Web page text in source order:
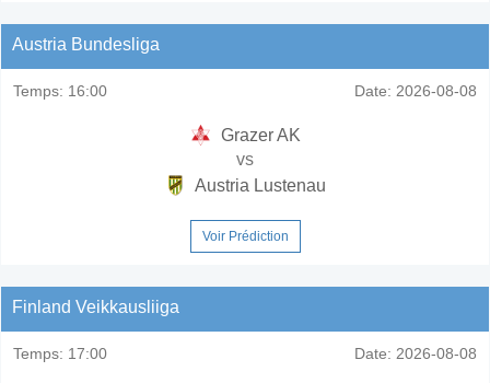
Austria Bundesliga
Temps: 16:00 Date: 2026-08-08
Grazer AK
vs
Austria Lustenau
Voir Prédiction
Finland Veikkausliiga
Temps: 17:00 Date: 2026-08-08